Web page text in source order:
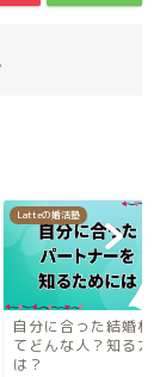
Latteの婚活塾
自分に合った結婚相
てどんな人？知る方
は？